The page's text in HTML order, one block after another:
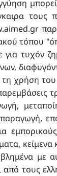
τους
τόπου
τυχόν
τη χρήση
κείμενα
με
τους